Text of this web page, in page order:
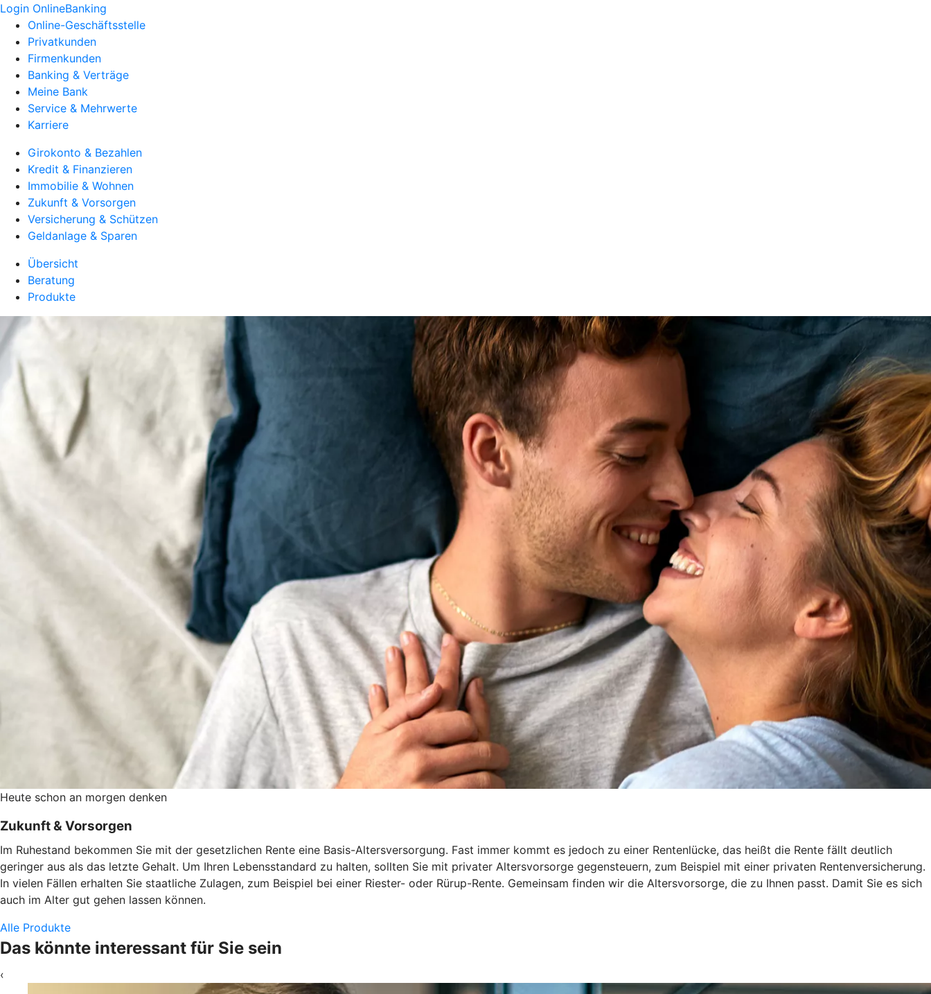
Login OnlineBanking
Online-Geschäftsstelle
Privatkunden
Firmenkunden
Banking & Verträge
Meine Bank
Service & Mehrwerte
Karriere
Girokonto & Bezahlen
Kredit & Finanzieren
Immobilie & Wohnen
Zukunft & Vorsorgen
Versicherung & Schützen
Geldanlage & Sparen
Übersicht
Beratung
Produkte
Heute schon an morgen denken
Zukunft & Vorsorgen
Im Ruhestand bekommen Sie mit der gesetzlichen Rente eine Basis-Altersversorgung. Fast immer kommt es jedoch zu einer Rentenlücke, das heißt die Rente fällt deutlich
geringer aus als das letzte Gehalt. Um Ihren Lebensstandard zu halten, sollten Sie mit privater Altersvorsorge gegensteuern, zum Beispiel mit einer privaten Rentenversicherung.
In vielen Fällen erhalten Sie staatliche Zulagen, zum Beispiel bei einer Riester- oder Rürup-Rente. Gemeinsam finden wir die Altersvorsorge, die zu Ihnen passt. Damit Sie es sich
auch im Alter gut gehen lassen können.
Alle Produkte
Das könnte interessant für Sie sein
‹